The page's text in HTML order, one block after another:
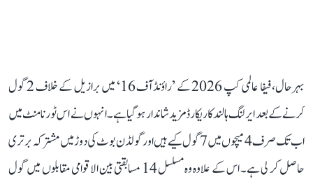
بہرحال، فیفا عالمی کپ 2026 کے ’راؤنڈ آف 16‘ میں برازیل کے خلاف 2 گول
کرنے کے بعد ایرلنگ ہالند کا ریکارڈ مزید شاندار ہو گیا ہے۔ انہوں نے اس ٹورنامنٹ میں
اب تک صرف 4 میچوں میں 7 گول کیے ہیں اور گولڈن بوٹ کی دوڑ میں مشترکہ برتری
حاصل کر لی ہے۔ اس کے علاوہ وہ مسلسل 14 مسابقتی بین الاقوامی مقابلوں میں گول